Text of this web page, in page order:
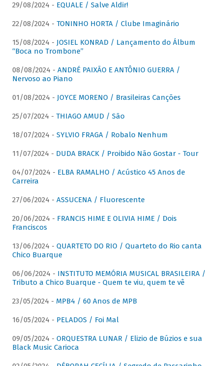
29/08/2024 - EQUALE / Salve Aldir!
22/08/2024 - TONINHO HORTA / Clube Imaginário
15/08/2024 - JOSIEL KONRAD / Lançamento do Álbum
“Boca no Trombone”
08/08/2024 - ANDRÉ PAIXÃO E ANTÔNIO GUERRA /
Nervoso ao Piano
01/08/2024 - JOYCE MORENO / Brasileiras Canções
25/07/2024 - THIAGO AMUD / São
18/07/2024 - SYLVIO FRAGA / Robalo Nenhum
11/07/2024 - DUDA BRACK / Proibido Não Gostar - Tour
04/07/2024 - ELBA RAMALHO / Acústico 45 Anos de
Carreira
27/06/2024 - ASSUCENA / Fluorescente
20/06/2024 - FRANCIS HIME E OLIVIA HIME / Dois
Franciscos
13/06/2024 - QUARTETO DO RIO / Quarteto do Rio canta
Chico Buarque
06/06/2024 - INSTITUTO MEMÓRIA MUSICAL BRASILEIRA /
Tributo a Chico Buarque - Quem te viu, quem te vê
23/05/2024 - MPB4 / 60 Anos de MPB
16/05/2024 - PELADOS / Foi Mal
09/05/2024 - ORQUESTRA LUNAR / Elizio de Búzios e sua
Black Music Carioca